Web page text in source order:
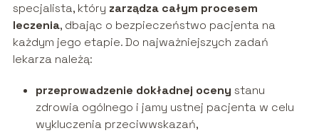
specjalista, który zarządza całym procesem
leczenia, dbając o bezpieczeństwo pacjenta na
każdym jego etapie. Do najważniejszych zadań
lekarza należą:
przeprowadzenie dokładnej oceny stanu
zdrowia ogólnego i jamy ustnej pacjenta w celu
wykluczenia przeciwwskazań,